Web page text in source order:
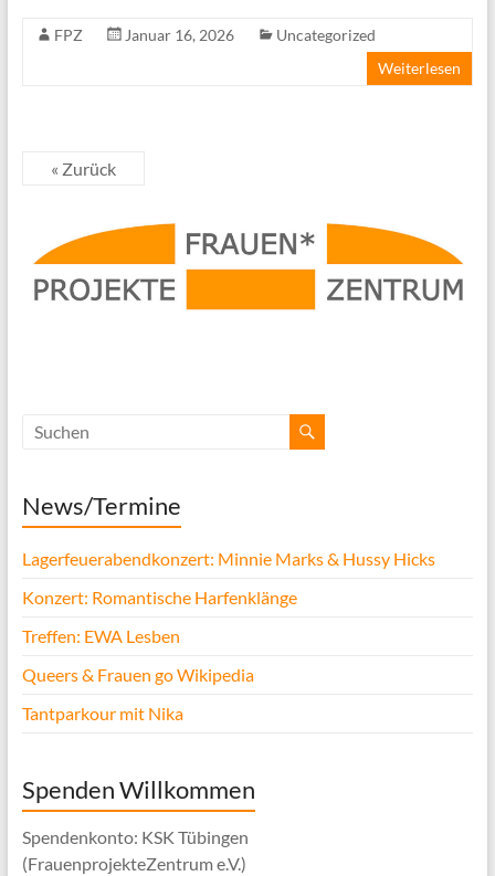
FPZ Januar 16, 2026
Uncategorized
Weiterlesen
« Zurück
News/Termine
Lagerfeuerabendkonzert: Minnie Marks & Hussy Hicks
Konzert: Romantische Harfenklänge
Treffen: EWA Lesben
Queers & Frauen go Wikipedia
Tantparkour mit Nika
Spenden Willkommen
Spendenkonto: KSK Tübingen
(FrauenprojekteZentrum e.V.)